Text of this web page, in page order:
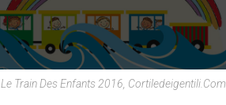
Le Train Des Enfants 2016, Cortiledeigentili.com